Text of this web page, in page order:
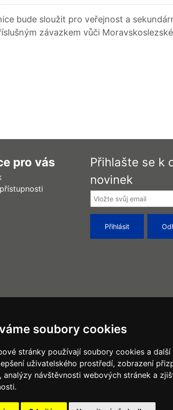
soubory cookies
stránky používají soubory cookies a
uživatelského prostředí, zobrazení
analýzy návštěvnosti webových stránek a
bude sloužit pro veřejnost a
závazkem vůči
pro vás
Přihlašte se k
novinek